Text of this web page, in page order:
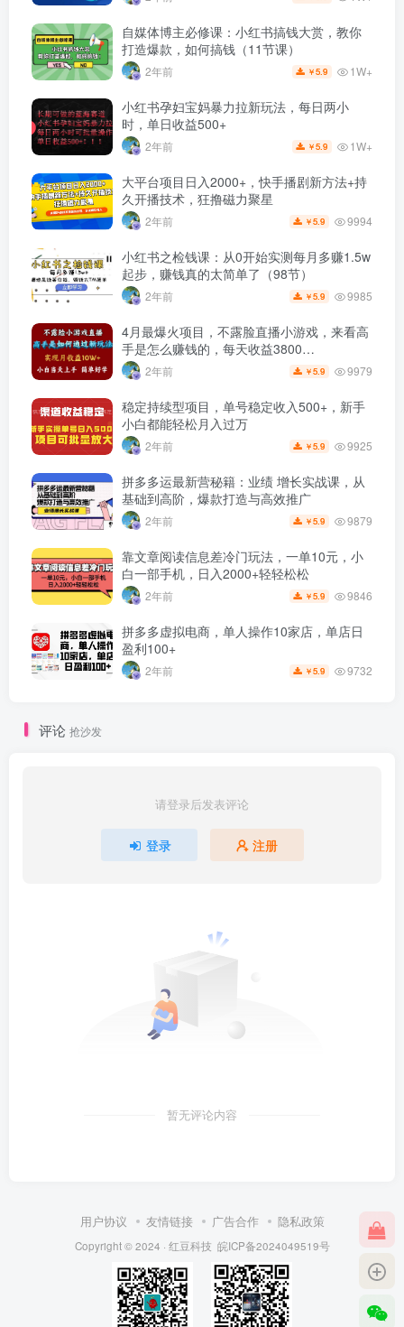
自媒体博主必修课：小红书搞钱大赏，教你
打造爆款，如何搞钱（11节课）
2年前 ￥5.9 1W+
小红书孕妇宝妈暴力拉新玩法，每日两小
时，单日收益500+
2年前 ￥5.9 1W+
大平台项目日入2000+，快手播剧新方法+持
久开播技术，狂撸磁力聚星
2年前 ￥5.9 9994
小红书之检钱课：从0开始实测每月多赚1.5w
起步，赚钱真的太简单了（98节）
2年前 ￥5.9 9985
4月最爆火项目，不露脸直播小游戏，来看高
手是怎么赚钱的，每天收益3800…
2年前 ￥5.9 9979
稳定持续型项目，单号稳定收入500+，新手
小白都能轻松月入过万
2年前 ￥5.9 9925
拼多多运最新营秘籍：业绩 增长实战课，从
基础到高阶，爆款打造与高效推广
2年前 ￥5.9 9879
靠文章阅读信息差冷门玩法，一单10元，小
白一部手机，日入2000+轻轻松松
2年前 ￥5.9 9846
拼多多虚拟电商，单人操作10家店，单店日
盈利100+
2年前 ￥5.9 9732
评论 抢沙发
请登录后发表评论
登录 注册
暂无评论内容
用户协议 友情链接 广告合作 隐私政策
Copyright © 2024 · 红豆科技 皖ICP备2024049519号